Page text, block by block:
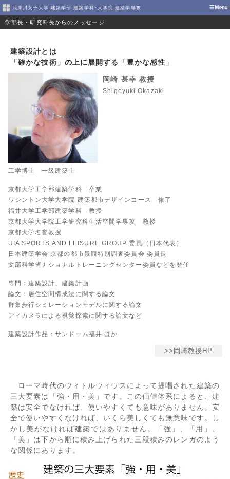
武庫川女子大学 建築学部 建築学科･大学院 建築学専攻
学部長・研究科長からのメッセージ
建築設計とは
「確かな技術」の上に展開する「豊かな感性」
岡崎 甚幸 教授
Shigeyuki Okazaki
工学博士 一級建築士
京都大学工学部建築学科 卒業
ワシントン大学大学院 建築都市デザインコース 修了
福井大学工学部建築学科 教授
京都大学大学院工学研究科生活空間学専攻 教授
京都大学名誉教授
UIA SPORTS AND LEISURE GROUP 委員（日本代表）
日本建築学会 京都の都市景観特別調査委員会 委員長
文部科学省ナショナルトレーニングセンター委員などを歴任
専門：建築設計、建築計画
論文：居住空間構成法に関する論文
群集歩行シミレーションモデルに関する論文
アイカメラによる視覚探索に関する論文など
建築設計作品：サンドーム福井 ほか
>>岡崎教授HP
ローマ時代のウィトルウィウスによって提唱された建築の
三大要素は「強・用・美」です。この価値体系によると、建
築は安全でなければ、使いやすくても意味がありません。安
全で使いやすくなければ、いくら美しくても無意味です。し
かし美がなければ建築ではありません。「強」、「用」、
「美」は下から順に積み上げられた三段積みのレンガのよう
な関係にあります。